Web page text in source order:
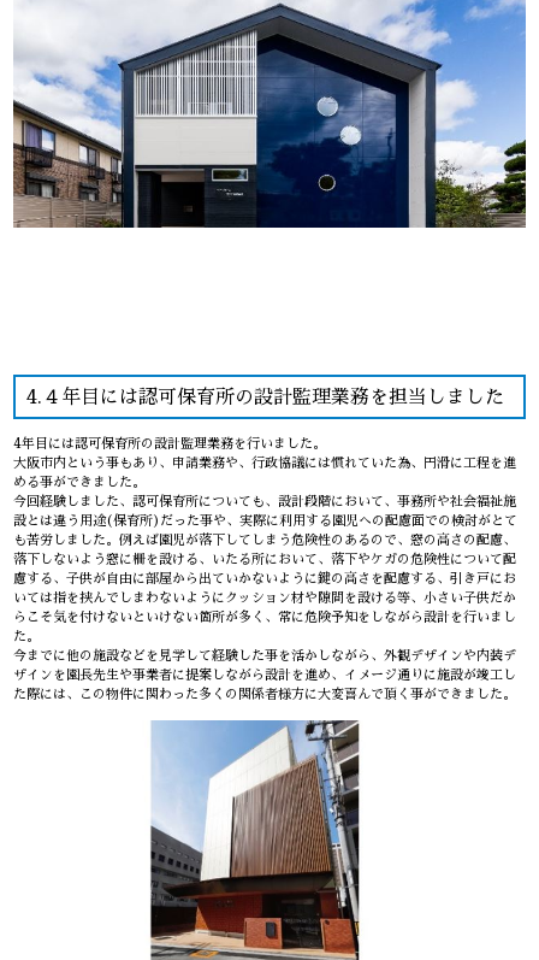
4.４年目には認可保育所の設計監理業務を担当しました
4年目には認可保育所の設計監理業務を行いました。
大阪市内という事もあり、申請業務や、行政協議には慣れていた為、円滑に工程を進
める事ができました。
今回経験しました、認可保育所についても、設計段階において、事務所や社会福祉施
設とは違う用途(保育所)だった事や、実際に利用する園児への配慮面での検討がとて
も苦労しました。例えば園児が落下してしまう危険性のあるので、窓の高さの配慮、
落下しないよう窓に柵を設ける、いたる所において、落下やケガの危険性について配
慮する、子供が自由に部屋から出ていかないように鍵の高さを配慮する、引き戸にお
いては指を挟んでしまわないようにクッション材や隙間を設ける等、小さい子供だか
らこそ気を付けないといけない箇所が多く、常に危険予知をしながら設計を行いまし
た。
今までに他の施設などを見学して経験した事を活かしながら、外観デザインや内装デ
ザインを園長先生や事業者に提案しながら設計を進め、イメージ通りに施設が竣工し
た際には、この物件に関わった多くの関係者様方に大変喜んで頂く事ができました。